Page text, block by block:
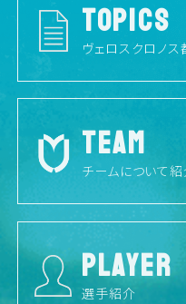
TOPICS
ヴェロスクロノ
TEAM
チームについて
PLAYER
選手紹介